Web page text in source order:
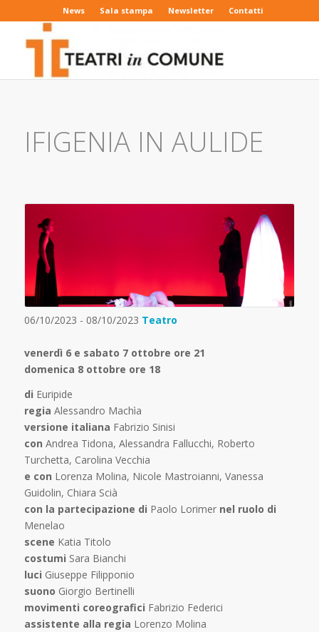
News Sala stampa Newsletter Contatti
IFIGENIA IN AULIDE
06/10/2023 - 08/10/2023 Teatro
venerdì 6 e sabato 7 ottobre ore 21
domenica 8 ottobre ore 18
di Euripide
regia Alessandro Machìa
versione italiana Fabrizio Sinisi
con Andrea Tidona, Alessandra Fallucchi, Roberto
Turchetta, Carolina Vecchia
e con Lorenza Molina, Nicole Mastroianni, Vanessa
Guidolin, Chiara Scià
con la partecipazione di Paolo Lorimernel ruolo di
Menelao
scene Katia Titolo
costumi Sara Bianchi
luci Giuseppe Filipponio
suono Giorgio Bertinelli
movimenti coreografici Fabrizio Federici
assistente alla regia Lorenzo Molina